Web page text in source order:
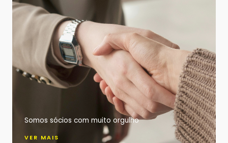
Somos sócios com muito orgulho
VER MAIS